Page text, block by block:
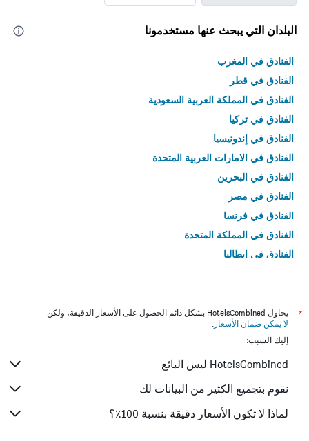
البلدان التي يبحث عنها مستخدمونا
الفنادق في المغرب
الفنادق في قطر
الفنادق في المملكة العربية السعودية
الفنادق في تركيا
الفنادق في إندونيسيا
الفنادق في الامارات العربية المتحدة
الفنادق في البحرين
الفنادق في مصر
الفنادق في فرنسا
الفنادق في المملكة المتحدة
الفنادق في إيطاليا
*
يحاول HotelsCombined بشكل دائم الحصول على الأسعار الدقيقة، ولكن
لا يمكن ضمان الأسعار .
إليك السبب:
HotelsCombined ليس البائع
نقوم بتجميع الكثير من البيانات لك
لماذا لا تكون الأسعار دقيقة بنسبة 100٪؟